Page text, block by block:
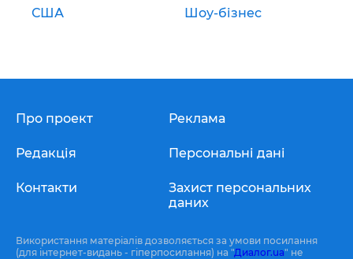
США Шоу-бізнес
Про проект
Редакція
Контакти
Реклама
Персональні дані
Захист персональних
даних
Використання матеріалів дозволяється за умови посилання
(для інтернет-видань - гіперпосилання) на "Диалог.ua" не